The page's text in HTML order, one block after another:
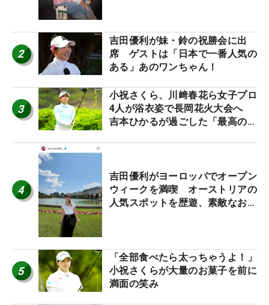
2
吉田優利が妹・鈴の祝勝会に出
席 ゲストは「日本で一番人気の
ある」あのワンちゃん！
3
小祝さくら、川﨑春花ら女子プロ
4人が浴衣姿で長岡花火大会へ
吉本ひかるが過ごした「最高の夏
4
吉田優利がヨーロッパでオープン
ウィークを満喫 オーストリアの
人気スポットを歴遊、素敵なお土
5
「全部食べたら太っちゃうよ！」
小祝さくらが大量のお菓子を前に
満面の笑み